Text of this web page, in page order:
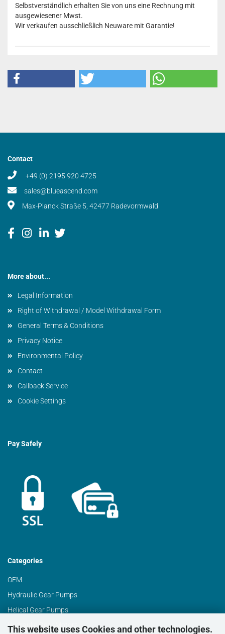
This website uses Cookies and other technologies.
Selbstverständlich erhalten Sie von uns eine Rechnung mit
ausgewiesener Mwst.
Wir verkaufen ausschließlich Neuware mit Garantie!
Contact
+49 (0) 2195 920 4725
sales@blueascend.com
Max-Planck Straße 5, 42477 Radevormwald
More about...
Legal Information
Right of Withdrawal / Model Withdrawal Form
General Terms & Conditions
Privacy Notice
Environmental Policy
Contact
Callback Service
Cookie Settings
Pay Safely
Categories
OEM
Hydraulic Gear Pumps
Helical Gear Pumps
Hydraulic Gear Motors